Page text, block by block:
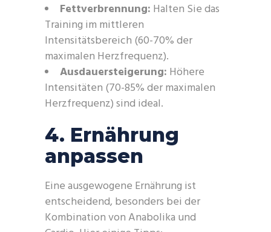
Fettverbrennung: Halten Sie das
Training im mittleren
Intensitätsbereich (60-70% der
maximalen Herzfrequenz).
Ausdauersteigerung: Höhere
Intensitäten (70-85% der maximalen
Herzfrequenz) sind ideal.
4. Ernährung
anpassen
Eine ausgewogene Ernährung ist
entscheidend, besonders bei der
Kombination von Anabolika und